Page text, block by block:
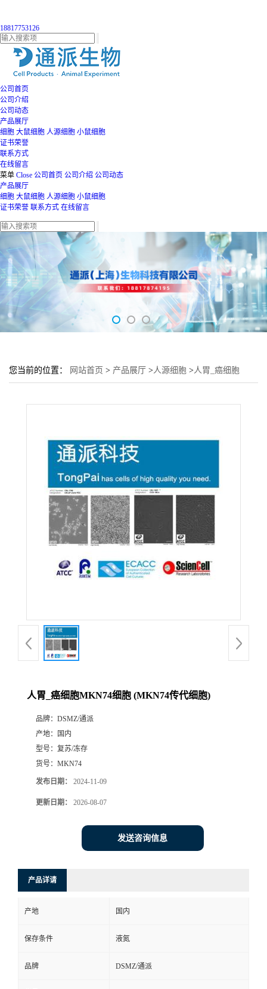
18817753126
公司首页
公司介绍
公司动态
产品展厅
细胞 大鼠细胞 人源细胞 小鼠细胞
证书荣誉
联系方式
在线留言
菜单 Close 公司首页 公司介绍 公司动态
产品展厅
细胞 大鼠细胞 人源细胞 小鼠细胞
证书荣誉 联系方式 在线留言
您当前的位置： 网站首页 > 产品展厅 >人源细胞 >人胃_癌细胞
人胃_癌细胞MKN74细胞 (MKN74传代细胞)
品牌： DSMZ/通派
产地：
国内
型号： 复苏/冻存
货号： MKN74
发布日期： 2024-11-09
更新日期： 2026-08-07
发送咨询信息
产品详请
产地 国内
保存条件 液氮
品牌 DSMZ/通派